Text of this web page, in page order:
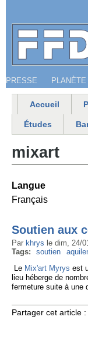
Menu
PRESSE PLANÈTE
Menu
Accueil
Études
mixart
Langue
Français
Soutien aux
Par khrys le dim, 24/
Tags:
soutien
Le Mix'art Myrys est
lieu héberge de
fermeture suite à une
Partager cet article :